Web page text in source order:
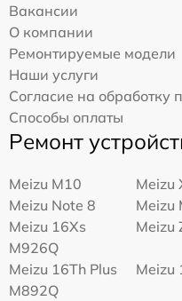
Вакансии
О компании
Ремонтируемые модели
Наши услуги
Согласие на
Способы оплаты
Ремонт
Meizu M10
Meizu
Meizu Note 8
Meizu
Meizu 16Xs
M926Q
Meizu
Meizu 16Th Plus
M892Q
Meizu